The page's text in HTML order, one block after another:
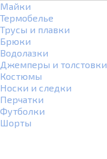
Майки
Термобелье
Трусы и плавки
Брюки
Водолазки
Джемперы и толстовки
Костюмы
Носки и следки
Перчатки
Футболки
Шорты